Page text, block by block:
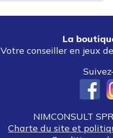
La
Votre conseiller en jeux
NIMCONSULT
Charte du site et